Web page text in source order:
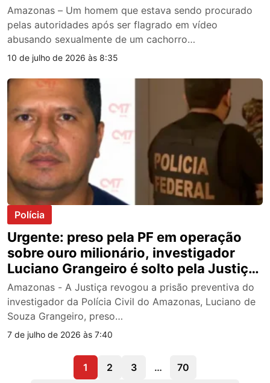
Amazonas – Um homem que estava sendo procurado
pelas autoridades após ser flagrado em vídeo
abusando sexualmente de um cachorro…
10 de julho de 2026 às 8:35
Polícia
Urgente: preso pela PF em operação
sobre ouro milionário, investigador
Luciano Grangeiro é solto pela Justiça
do Amazonas
Amazonas - A Justiça revogou a prisão preventiva do
investigador da Polícia Civil do Amazonas, Luciano de
Souza Grangeiro, preso…
7 de julho de 2026 às 7:40
1 2 3 …
70